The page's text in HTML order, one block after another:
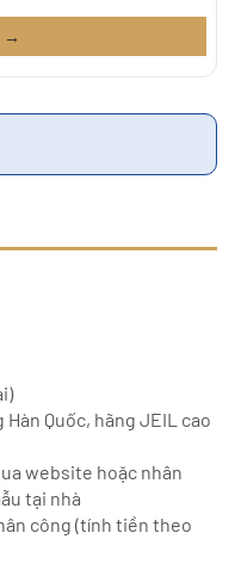
→
Quốc, hãng JEIL cao
website hoặc nhân
tại nhà
công (tính tiền theo